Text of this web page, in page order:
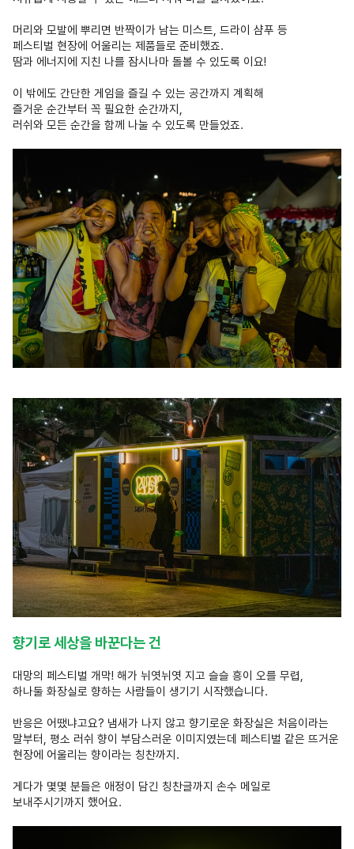
머리와 모발에 뿌리면 반짝이가 남는 미스트, 드라이 샴푸 등
페스티벌 현장에 어울리는 제품들로 준비했죠.
땀과 에너지에 지친 나를 잠시나마 돌볼 수 있도록 이요!
이 밖에도 간단한 게임을 즐길 수 있는 공간까지 계획해
즐거운 순간부터 꼭 필요한 순간까지,
러쉬와 모든 순간을 함께 나눌 수 있도록 만들었죠.
향기로 세상을 바꾼다는 건
대망의 페스티벌 개막! 해가 뉘엿뉘엿 지고 슬슬 흥이 오를 무렵,
하나둘 화장실로 향하는 사람들이 생기기 시작했습니다.
반응은 어땠냐고요? 냄새가 나지 않고 향기로운 화장실은 처음이라는
말부터, 평소 러쉬 향이 부담스러운 이미지였는데 페스티벌 같은 뜨거운
현장에 어울리는 향이라는 칭찬까지.
게다가 몇몇 분들은 애정이 담긴 칭찬글까지 손수 메일로
보내주시기까지 했어요.